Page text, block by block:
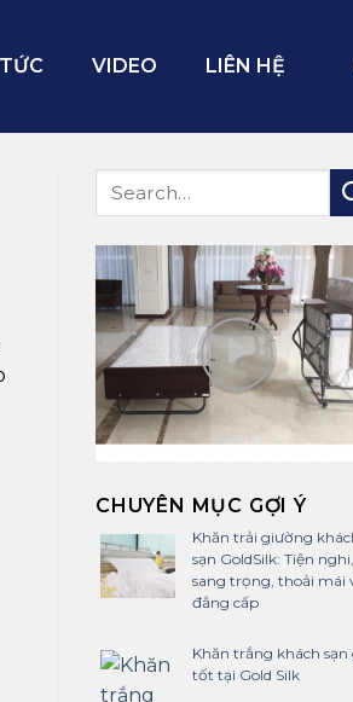
VIDEO LIÊN HỆ
CHUYÊN MỤC GỢI Ý
Khăn trải giường
sạn GoldSilk: Tiện nghi,
sang trọng, thoải mái
đẳng cấp
Khăn trắng khách sạn
tốt tại Gold Silk